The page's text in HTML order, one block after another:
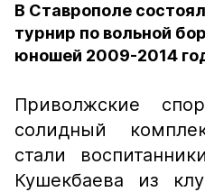
В Ставрополе
турнир по вольной
юношей 2009-2014
Приволжские
солидный
стали
Кушекбаева из